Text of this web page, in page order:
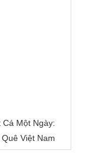
Một Ngày:
Việt Nam